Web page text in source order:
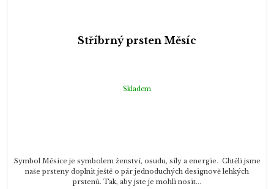
Stříbrný prsten Měsíc
Skladem
Symbol Měsíce je symbolem ženství, osudu, síly a energie. Chtěli jsme
naše prsteny doplnit ještě o pár jednoduchých designově lehkých
prstenů. Tak, aby jste je mohli nosit...